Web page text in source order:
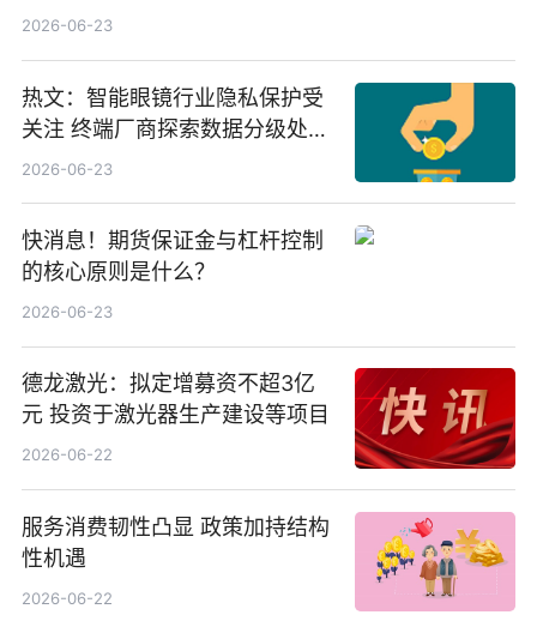
份，重仓股紫金矿业、洛阳钼
2026-06-23
热文：智能眼镜行业隐私保护受
关注 终端厂商探索数据分级处理
等方案
2026-06-23
快消息！期货保证金与杠杆控制
的核心原则是什么？
2026-06-23
德龙激光：拟定增募资不超3亿
元 投资于激光器生产建设等项目
2026-06-22
服务消费韧性凸显 政策加持结构
性机遇
2026-06-22